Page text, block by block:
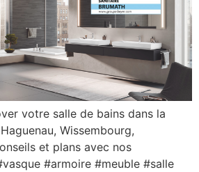
votre salle de bains dans la
Wissembourg,
et plans avec nos
#armoire #meuble #salle